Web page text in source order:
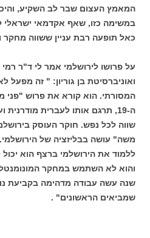
המאמץ העצום שבר לב השקיע,
במשימה כזו, שאף אקדמאי ישראלי
כאל תופעה רבת עניין ששווה מחקר
על פרושו לירושלמי אמר לי ד"ר רמי
ואוניברסיטת בן גוריון: " זה
המסורתי. הוא קורא את פרוש
ה-19, תרגם אותו לעברית
שווה לכל נפש. חוקר העוסק
משה" עושה בבליזציה של
ללמוד את הירושלמי ברצף הוא יכול
והוא לא השתמש במחקר
שנה עשה עבודה מדהימה בקביעת
שמביאים הראשונים" .